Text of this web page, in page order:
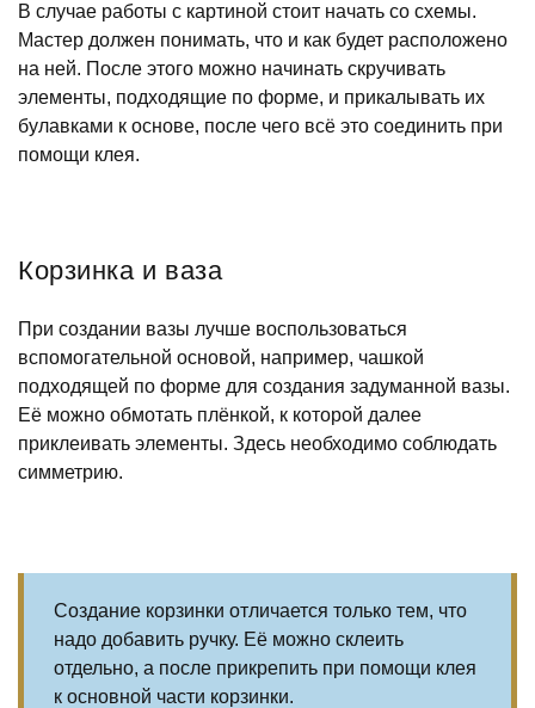
В случае работы с картиной стоит начать со схемы.
Мастер должен понимать, что и как будет расположено
на ней. После этого можно начинать скручивать
элементы, подходящие по форме, и прикалывать их
булавками к основе, после чего всё это соединить при
помощи клея.
Корзинка и ваза
При создании вазы лучше воспользоваться
вспомогательной основой, например, чашкой
подходящей по форме для создания задуманной вазы.
Её можно обмотать плёнкой, к которой далее
приклеивать элементы. Здесь необходимо соблюдать
симметрию.
Создание корзинки отличается только тем, что
надо добавить ручку. Её можно склеить
отдельно, а после прикрепить при помощи клея
к основной части корзинки.